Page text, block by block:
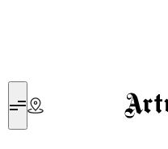
Artribune